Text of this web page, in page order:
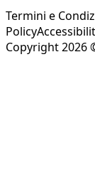
Termini e
Policy
Copyright 2026